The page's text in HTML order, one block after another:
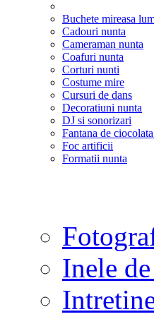
Buchete mireasa
Cadouri nunta
Cameraman nunta
Coafuri nunta
Corturi nunti
Costume mire
Cursuri de dans
Decoratiuni nunta
DJ si sonorizari
Fantana de
Foc artificii
Formatii nunta
Inele